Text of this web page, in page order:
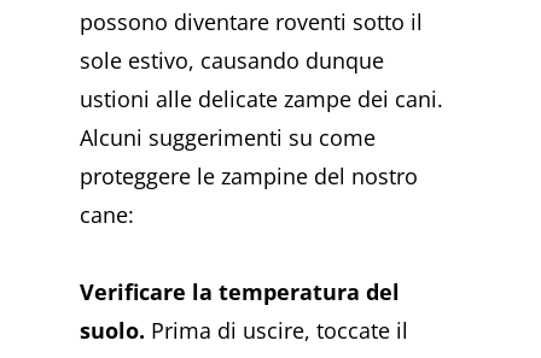
possono diventare roventi sotto il
sole estivo, causando dunque
ustioni alle delicate zampe dei cani.
Alcuni suggerimenti su come
proteggere le zampine del nostro
cane:
Verificare la temperatura del
suolo. Prima di uscire, toccate il